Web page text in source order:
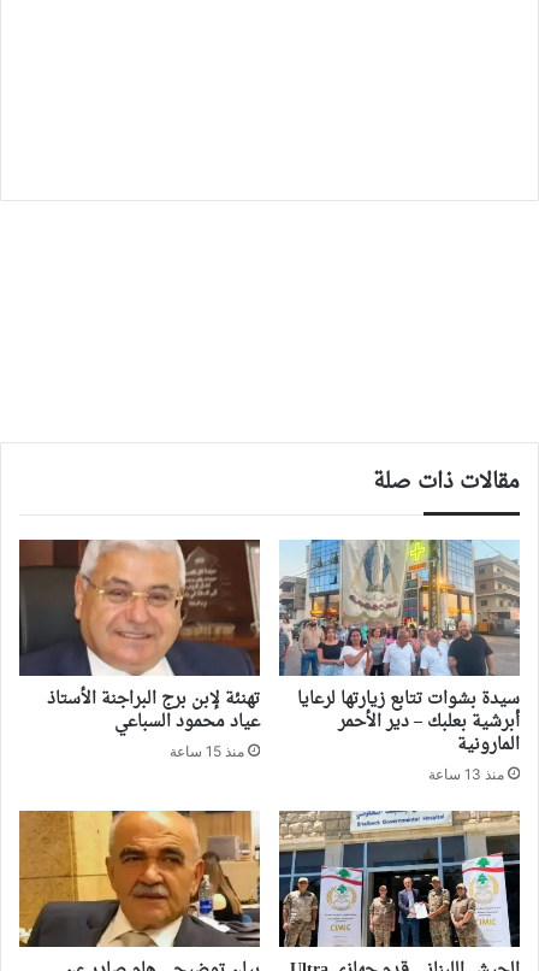
مقالات ذات صلة
سيدة بشوات تتابع زيارتها لرعايا
أبرشية بعلبك – دير الأحمر
المارونية
منذ 13 ساعة
تهنئة لإبن برج البراجنة الأستاذ
عياد محمود السباعي
منذ 15 ساعة